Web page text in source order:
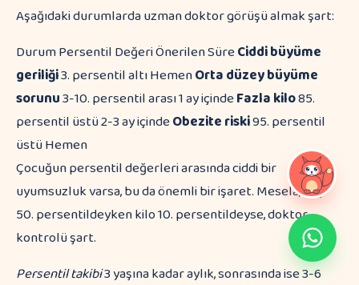
Aşağıdaki durumlarda uzman doktor görüşü almak şart:
Durum Persentil Değeri Önerilen SüreCiddi büyüme
geriliği3. persentil altı HemenOrta düzey büyüme
sorunu3-10. persentil arası 1 ay içindeFazla kilo85.
persentil üstü 2-3 ay içindeObezite riski95. persentil
üstü Hemen
Çocuğun persentil değerleri arasında ciddi bir
uyumsuzluk varsa, bu da önemli bir işaret. Mesela, boy
50. persentildeyken kilo 10. persentildeyse, doktor
kontrolü şart.
Persentil takibi3 yaşına kadar aylık, sonrasında ise 3-6